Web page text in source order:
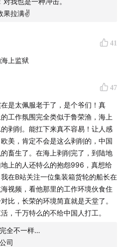
可微信添
，它会将您拉进“壮游者”听众
。最后，如果您喜欢本期的节
的朋友。这样，会让更多的人
你，让我们有机会一起前行。
果拉满✌
41
上监狱
47
是太佩服老于了，是个爷们！真
工作氛围完全类似于鲁荣渔，海上
剥削。能扛下来真不容易！让人感
美，肯定不会是这么剥削的，中国
畜生了。在海上剥削完了，到陆地
地上的人还特么的抱怨996，真想给
在B站关注一位集装箱货轮的船长在
视频，看他那里的工作环境伙食住
比，长荣的环境简直就是天堂了。
，千万特么的不给中国人打工。
全不一样…
司